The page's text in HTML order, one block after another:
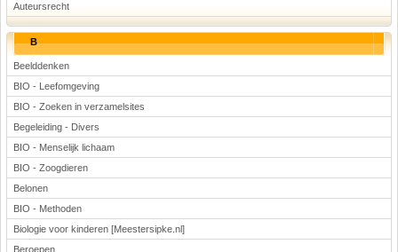
Auteursrecht
B
Beelddenken
BIO - Leefomgeving
BIO - Zoeken in verzamelsites
Begeleiding - Divers
BIO - Menselijk lichaam
BIO - Zoogdieren
Belonen
BIO - Methoden
Biologie voor kinderen [Meestersipke.nl]
Beroepen